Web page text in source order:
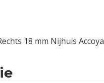
18 mm Nijhuis Accoya